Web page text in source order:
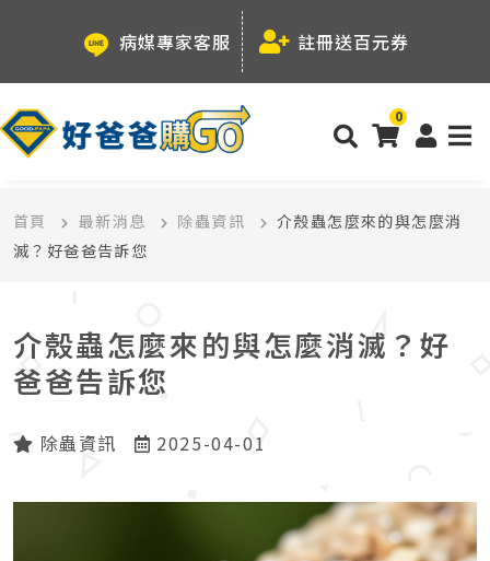
病媒專家客服 註冊送百元券
0
首頁 最新消息 除蟲資訊
介殼蟲怎麼來的與怎麼消
滅？好爸爸告訴您
介殼蟲怎麼來的與怎麼消滅？好
爸爸告訴您
除蟲資訊 2025-04-01